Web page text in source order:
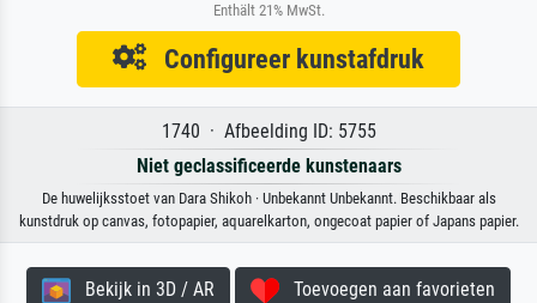
Enthält 21% MwSt.
Configureer kunstafdruk
1740 · Afbeelding ID: 5755
Niet geclassificeerde kunstenaars
De huwelijksstoet van Dara Shikoh · Unbekannt Unbekannt. Beschikbaar als
kunstdruk op canvas, fotopapier, aquarelkarton, ongecoat papier of Japans papier.
Bekijk in 3D / AR Toevoegen aan favorieten